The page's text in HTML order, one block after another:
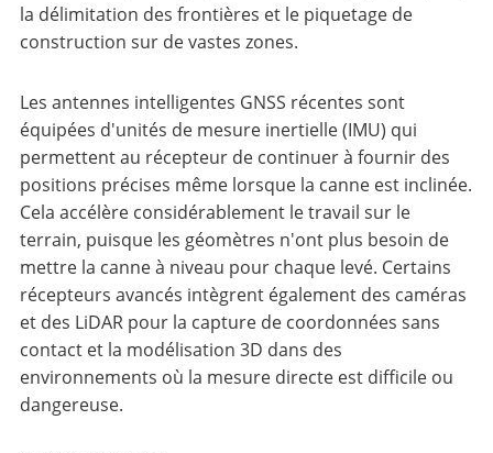
la délimitation des frontières et le piquetage de
construction sur de vastes zones.
Les antennes intelligentes GNSS récentes sont
équipées d'unités de mesure inertielle (IMU) qui
permettent au récepteur de continuer à fournir des
positions précises même lorsque la canne est inclinée.
Cela accélère considérablement le travail sur le
terrain, puisque les géomètres n'ont plus besoin de
mettre la canne à niveau pour chaque levé. Certains
récepteurs avancés intègrent également des caméras
et des LiDAR pour la capture de coordonnées sans
contact et la modélisation 3D dans des
environnements où la mesure directe est difficile ou
dangereuse.